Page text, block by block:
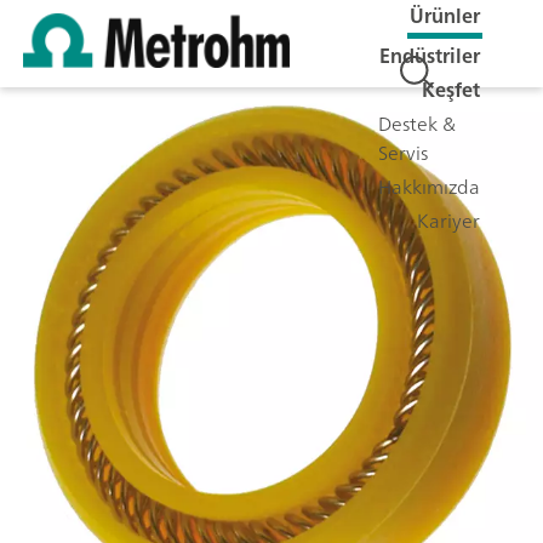
Ürünler
Endüstriler
Keşfet
Destek &
Servis
Hakkımızda
Kariyer